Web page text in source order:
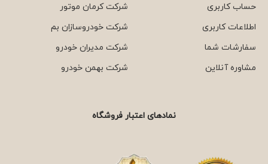
حساب کاربری
اطلاعات کاربری
سفارشات شما
مشاوره آنلاین
شرکت کرمان موتور
شرکت خودروسازان بم
شرکت مدیران خودرو
شرکت بهمن خودرو
نمادهای اعتبار فروشگاه